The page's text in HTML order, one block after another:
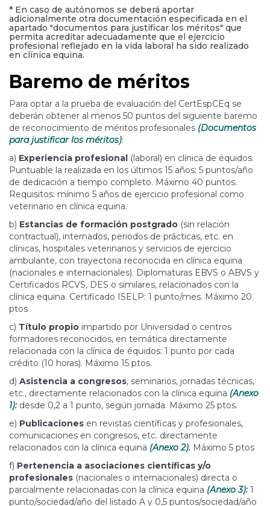
* En caso de autónomos se deberá aportar
adicionalmente otra documentación especificada en el
apartado "documentos para justificar los méritos" que
permita acreditar adecuadamente que el ejercicio
profesional reflejado en la vida laboral ha sido realizado
en clínica equina.
Baremo de méritos
Para optar a la prueba de evaluación del CertEspCEq se
deberán obtener al menos 50 puntos del siguiente baremo
de reconocimiento de méritos profesionales (Documentos
para justificar los méritos):
a) Experiencia profesional (laboral) en clínica de équidos.
Puntuable la realizada en los últimos 15 años: 5 puntos/año
de dedicación a tiempo completo. Máximo 40 puntos.
Requisitos: mínimo 5 años de ejercicio profesional como
veterinario en clínica equina.
b) Estancias de formación postgrado (sin relación
contractual), internados, periodos de prácticas, etc. en
clínicas, hospitales veterinarios y servicios de ejercicio
ambulante, con trayectoria reconocida en clínica equina
(nacionales e internacionales). Diplomaturas EBVS o ABVS y
Certificados RCVS, DES o similares, relacionados con la
clínica equina. Certificado ISELP: 1 punto/mes. Máximo 20
ptos
c) Título propio impartido por Universidad o centros
formadores reconocidos, en temática directamente
relacionada con la clínica de équidos: 1 punto por cada
crédito (10 horas). Máximo 15 ptos.
d) Asistencia a congresos, seminarios, jornadas técnicas,
etc., directamente relacionados con la clínica equina (Anexo
1):desde 0,2 a 1 punto, según jornada. Máximo 25 ptos.
e) Publicaciones en revistas científicas y profesionales,
comunicaciones en congresos, etc. directamente
relacionados con la clínica equina (Anexo 2). Máximo 5 ptos
f) Pertenencia a asociaciones científicas y/o
profesionales (nacionales o internacionales) directa o
parcialmente relacionadas con la clínica equina (Anexo 3):1
punto/sociedad/año del listado A y 0,5 puntos/sociedad/año